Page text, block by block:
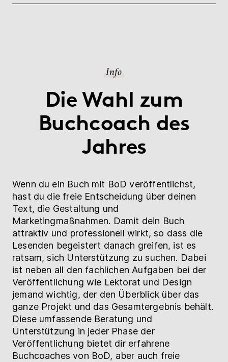
Info
Die Wahl zum
Buchcoach des
Jahres
Wenn du ein Buch mit BoD veröffentlichst,
hast du die freie Entscheidung über deinen
Text, die Gestaltung und
Marketingmaßnahmen. Damit dein Buch
attraktiv und professionell wirkt, so dass die
Lesenden begeistert danach greifen, ist es
ratsam, sich Unterstützung zu suchen. Dabei
ist neben all den fachlichen Aufgaben bei der
Veröffentlichung wie Lektorat und Design
jemand wichtig, der den Überblick über das
ganze Projekt und das Gesamtergebnis behält.
Diese umfassende Beratung und
Unterstützung in jeder Phase der
Veröffentlichung bietet dir erfahrene
Buchcoaches von BoD, aber auch freie